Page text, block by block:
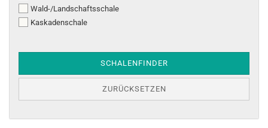
Wald-/Landschaftsschale
Kaskadenschale
SCHALENFINDER
ZURÜCKSETZEN